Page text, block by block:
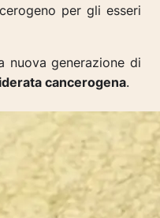
per gli esseri
nuova generazione di
cancerogena.